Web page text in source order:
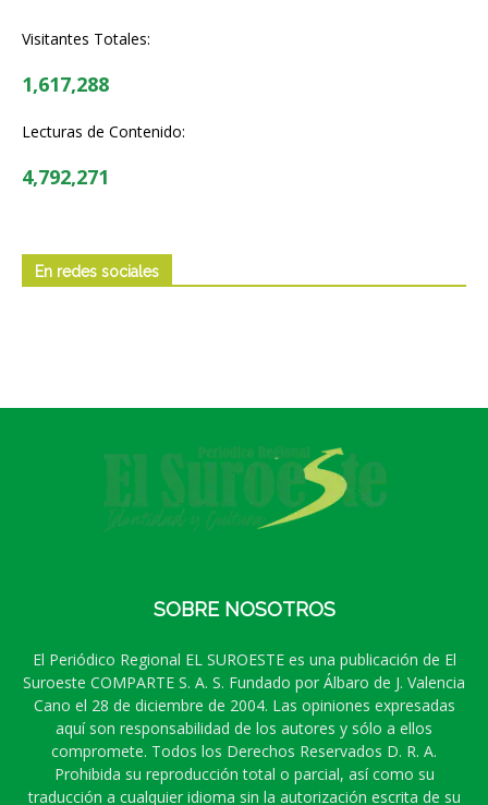
Visitantes Totales:
1,617,288
Lecturas de Contenido:
4,792,271
En redes sociales
SOBRE NOSOTROS
El Periódico Regional EL SUROESTE es una publicación de El
Suroeste COMPARTE S. A. S. Fundado por Álbaro de J. Valencia
Cano el 28 de diciembre de 2004. Las opiniones expresadas
aquí son responsabilidad de los autores y sólo a ellos
compromete. Todos los Derechos Reservados D. R. A.
Prohibida su reproducción total o parcial, así como su
traducción a cualquier idioma sin la autorización escrita de su